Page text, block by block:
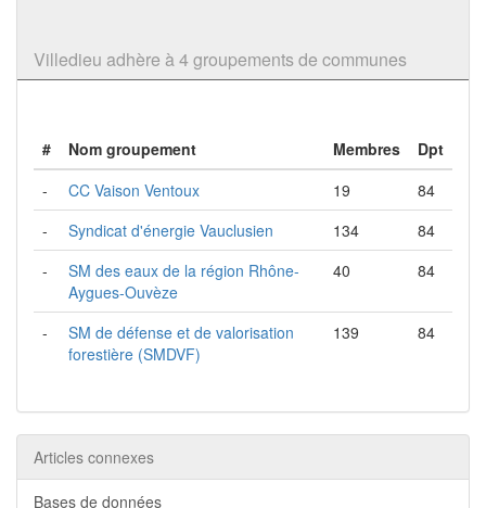
Villedieu adhère à 4 groupements de communes
# Nom groupement Membres
Dpt
-
CC Vaison Ventoux 19
84
-
Syndicat d'énergie Vauclusien 134
84
-
SM des eaux de la région Rhône-
Aygues-Ouvèze
40 84
-
SM de défense et de valorisation
forestière (SMDVF)
139 84
Articles connexes
Bases de données